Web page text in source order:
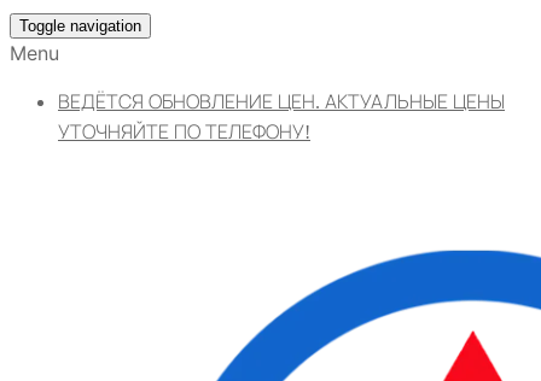
Toggle navigation
Menu
ВЕДЁТСЯ ОБНОВЛЕНИЕ ЦЕН. АКТУАЛЬНЫЕ ЦЕНЫ
УТОЧНЯЙТЕ ПО ТЕЛЕФОНУ!